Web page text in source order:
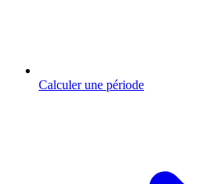
Calculer une période